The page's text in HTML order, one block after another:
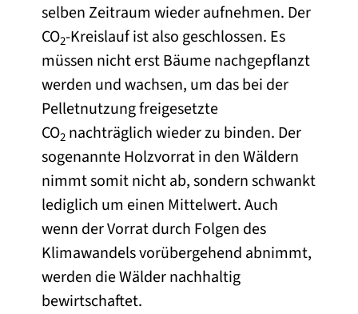
selben Zeitraum wieder aufnehmen. Der
CO2-Kreislauf ist also geschlossen. Es
müssen nicht erst Bäume nachgepflanzt
werden und wachsen, um das bei der
Pelletnutzung freigesetzte
CO2 nachträglich wieder zu binden. Der
sogenannte Holzvorrat in den Wäldern
nimmt somit nicht ab, sondern schwankt
lediglich um einen Mittelwert. Auch
wenn der Vorrat durch Folgen des
Klimawandels vorübergehend abnimmt,
werden die Wälder nachhaltig
bewirtschaftet.